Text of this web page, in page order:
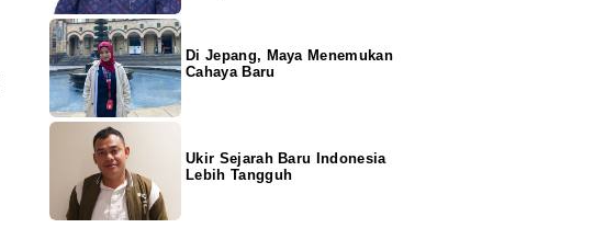
Di Jepang, Maya Menemukan
Cahaya Baru
Ukir Sejarah Baru Indonesia
Lebih Tangguh